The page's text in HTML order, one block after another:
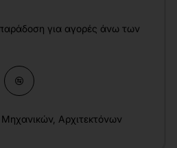
για αγορές άνω των
Μηχανικών Αρχιτεκτόνων